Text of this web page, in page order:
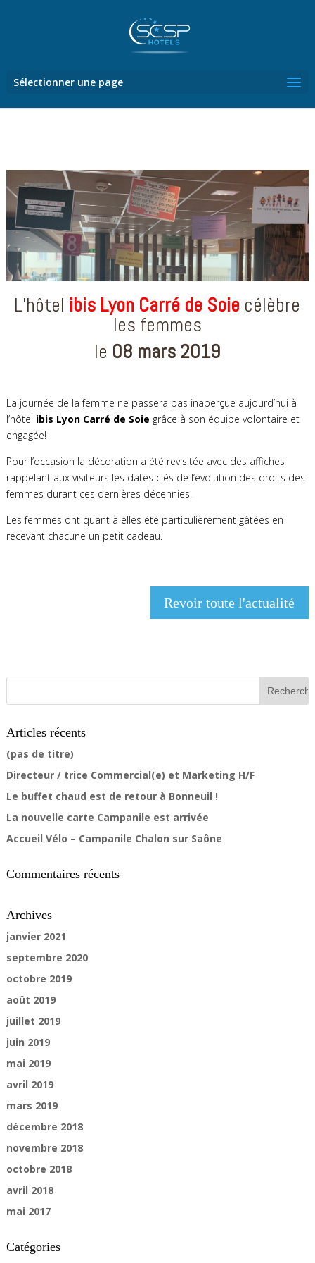
Sélectionner une page
L’hôtel ibis Lyon Carré de Soie célèbre
les femmes
le 08 mars 2019
La journée de la femme ne passera pas inaperçue aujourd’hui à
l’hôtel ibis Lyon Carré de Soie grâce à son équipe volontaire et
engagée!
Pour l’occasion la décoration a été revisitée avec des affiches
rappelant aux visiteurs les dates clés de l’évolution des droits des
femmes durant ces dernières décennies.
Les femmes ont quant à elles été particulièrement gâtées en
recevant chacune un petit cadeau.
Revoir toute l'actualité
Articles récents
(pas de titre)
Directeur / trice Commercial(e) et Marketing H/F
Le buffet chaud est de retour à Bonneuil !
La nouvelle carte Campanile est arrivée
Accueil Vélo – Campanile Chalon sur Saône
Commentaires récents
Archives
janvier 2021
septembre 2020
octobre 2019
août 2019
juillet 2019
juin 2019
mai 2019
avril 2019
mars 2019
décembre 2018
novembre 2018
octobre 2018
avril 2018
mai 2017
Catégories